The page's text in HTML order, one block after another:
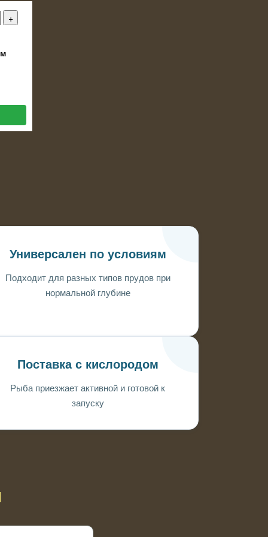
Универсален по условиям
Подходит для разных типов прудов при
нормальной глубине
Поставка с кислородом
Рыба приезжает активной и готовой к
запуску